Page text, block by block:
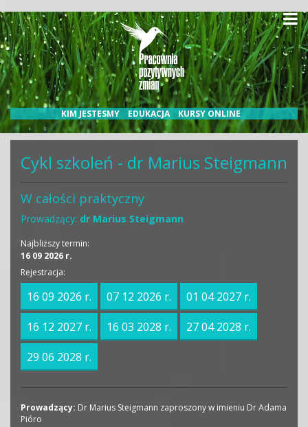
KIM JESTESMY EDUKACJA KURSY ONLINE
Kalendarium Kursy medyczne Konferencje Nasi wykładowcy
Blog
Kontakt
Cykl szkoleń - dr Marius Steigmann
W całości praktyczny
Prowadzący: dr Marius Steigmann
Najbliższy termin:
16 09 2026 r.
Rejestracja:
16 09 2026 r. 07 12 2026 r.
01 04 2027 r.
16 12 2027 r.
16 03 2028 r.
27 04 2028 r.
29 06 2028 r.
Prowadzący: Dr Marius Steigmann zaproszony w imieniu Dr Adama
Pióro